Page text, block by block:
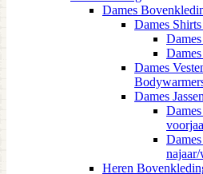
Dames
Dames
Dames
Dames
Heren